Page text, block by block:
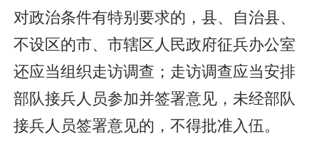
对政治条件有特别要求的，县、自治县、
不设区的市、市辖区人民政府征兵办公室
还应当组织走访调查；走访调查应当安排
部队接兵人员参加并签署意见，未经部队
接兵人员签署意见的，不得批准入伍。